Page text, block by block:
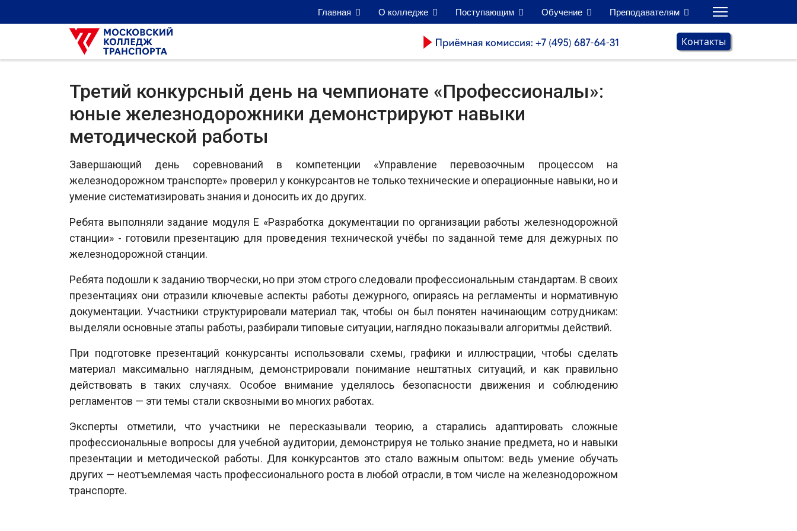
Главная О колледже Поступающим Обучение Преподавателям
Контакты
Третий конкурсный день на чемпионате «Профессионалы»:
юные железнодорожники демонстрируют навыки
методической работы
Завершающий день соревнований в компетенции «Управление перевозочным процессом на
железнодорожном транспорте» проверил у конкурсантов не только технические и операционные навыки, но и
умение систематизировать знания и доносить их до других.
Ребята выполняли задание модуля Е «Разработка документации по организации работы железнодорожной
станции» - готовили презентацию для проведения технической учёбы по заданной теме для дежурных по
железнодорожной станции.
Ребята подошли к заданию творчески, но при этом строго следовали профессиональным стандартам. В своих
презентациях они отразили ключевые аспекты работы дежурного, опираясь на регламенты и нормативную
документации. Участники структурировали материал так, чтобы он был понятен начинающим сотрудникам:
выделяли основные этапы работы, разбирали типовые ситуации, наглядно показывали алгоритмы действий.
При подготовке презентаций конкурсанты использовали схемы, графики и иллюстрации, чтобы сделать
материал максимально наглядным, демонстрировали понимание нештатных ситуаций, и как правильно
действовать в таких случаях. Особое внимание уделялось безопасности движения и соблюдению
регламентов — эти темы стали сквозными во многих работах.
Эксперты отметили, что участники не пересказывали теорию, а старались адаптировать сложные
профессиональные вопросы для учебной аудитории, демонстрируя не только знание предмета, но и навыки
презентации и методической работы. Для конкурсантов это стало важным опытом: ведь умение обучать
других — неотъемлемая часть профессионального роста в любой отрасли, в том числе на железнодорожном
транспорте.